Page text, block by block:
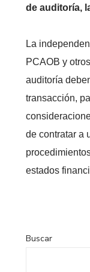
de auditoría,
La
PCAOB y
auditoría
transacción,
de contratar a
estados
Buscar